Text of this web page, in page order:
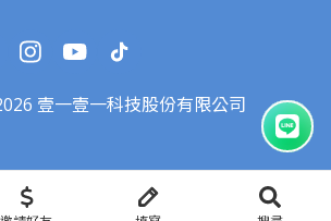
壹一壹一科技股份有限公司